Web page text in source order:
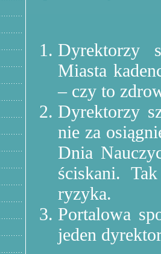
Dyrektorzy
Miasta
– czy to
Dyrektorzy
nie za
Dnia
ściskani.
ryzyka.
Portalowa
jeden